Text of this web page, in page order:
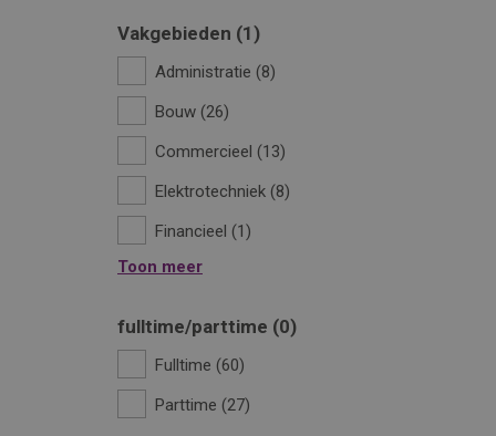
Vakgebieden 1
Administratie
8
Bouw 26
Commercieel
13
Elektrotechniek 8
Financieel
1
Toon meer
fulltime/parttime 0
Fulltime 60
Parttime 27